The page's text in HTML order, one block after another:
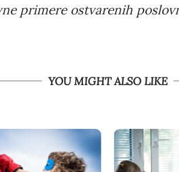
primere ostvarenih
YOU MIGHT ALSO LIKE